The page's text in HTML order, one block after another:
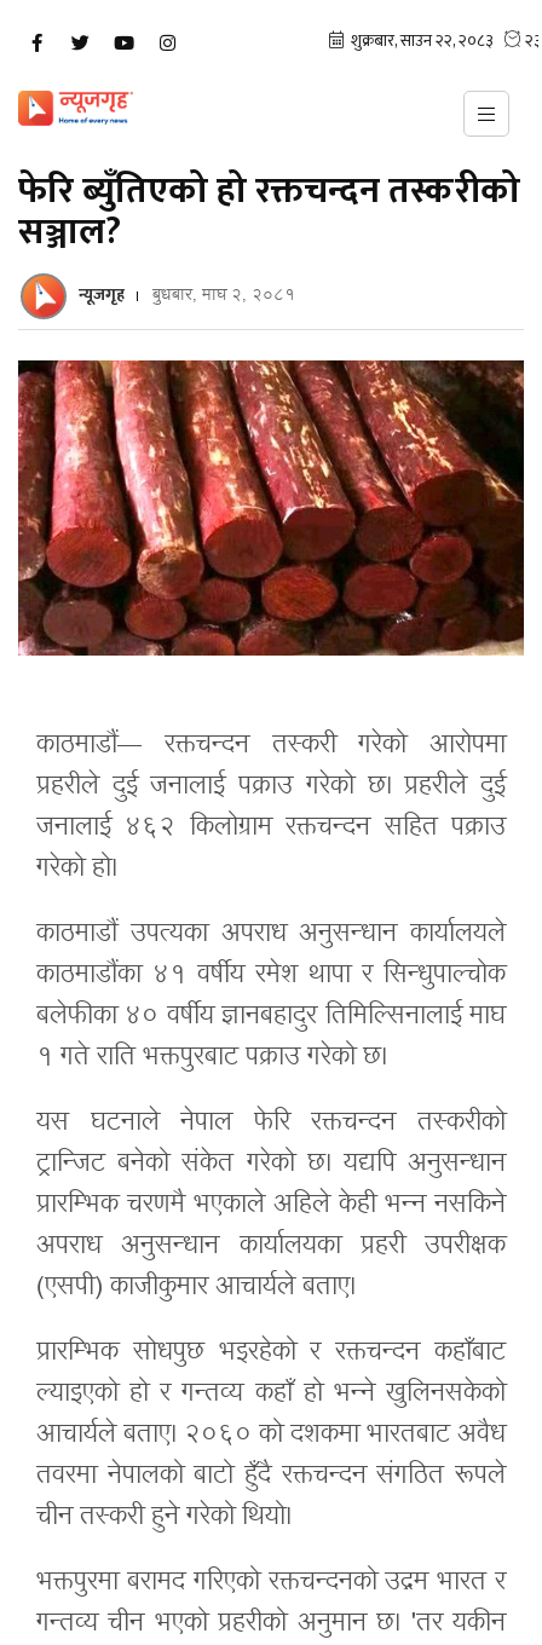
फेरि ब्युँतिएको हो रक्तचन्दन तस्करीको
सञ्जाल?
न्यूजगृह बुधबार, माघ २, २०८१
काठमाडौं— रक्तचन्दन तस्करी गरेको आरोपमा
प्रहरीले दुई जनालाई पक्राउ गरेको छ। प्रहरीले दुई
जनालाई ४६२ किलोग्राम रक्तचन्दन सहित पक्राउ
गरेको हो।
काठमाडौं उपत्यका अपराध अनुसन्धान कार्यालयले
काठमाडौंका ४१ वर्षीय रमेश थापा र सिन्धुपाल्चोक
बलेफीका ४० वर्षीय ज्ञानबहादुर तिमिल्सिनालाई माघ
१ गते राति भक्तपुरबाट पक्राउ गरेको छ।
यस घटनाले नेपाल फेरि रक्तचन्दन तस्करीको
ट्रान्जिट बनेको संकेत गरेको छ। यद्यपि अनुसन्धान
प्रारम्भिक चरणमै भएकाले अहिले केही भन्न नसकिने
अपराध अनुसन्धान कार्यालयका प्रहरी उपरीक्षक
(एसपी) काजीकुमार आचार्यले बताए।
प्रारम्भिक सोधपुछ भइरहेको र रक्तचन्दन कहाँबाट
ल्याइएको हो र गन्तव्य कहाँ हो भन्ने खुलिनसकेको
आचार्यले बताए। २०६० को दशकमा भारतबाट अवैध
तवरमा नेपालको बाटो हुँदै रक्तचन्दन संगठित रूपले
चीन तस्करी हुने गरेको थियो।
भक्तपुरमा बरामद गरिएको रक्तचन्दनको उद्गम भारत र
गन्तव्य चीन भएको प्रहरीको अनुमान छ। 'तर यकीन